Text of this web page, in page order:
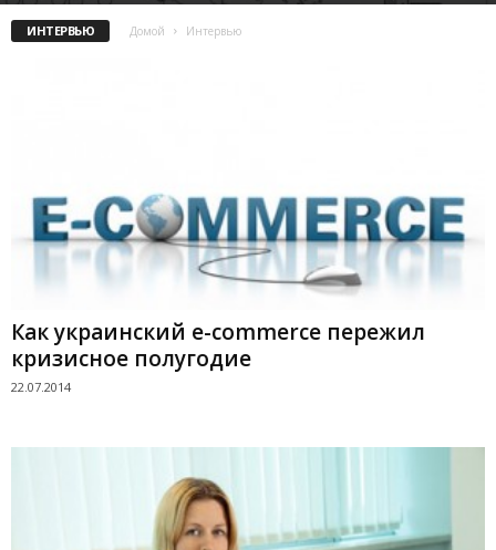
ИНТЕРВЬЮ Домой Интервью
Как украинский e-commerce пережил
кризисное полугодие
22.07.2014